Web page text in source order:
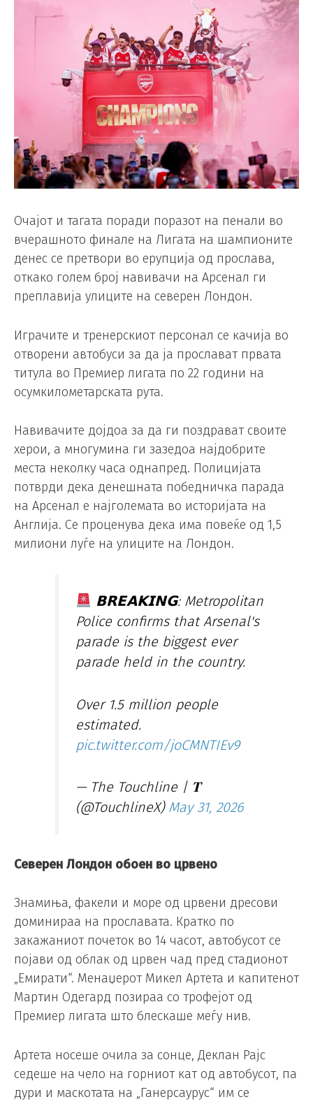
Очајот и тагата поради поразот на пенали во
вчерашното финале на Лигата на шампионите
денес се претвори во ерупција од прослава,
откако голем број навивачи на Арсенал ги
преплавија улиците на северен Лондон.
Играчите и тренерскиот персонал се качија во
отворени автобуси за да ја прослават првата
титула во Премиер лигата по 22 години на
осумкилометарската рута.
Навивачите дојдоа за да ги поздрават своите
херои, а многумина ги зазедоа најдобрите
места неколку часа однапред. Полицијата
потврди дека денешната победничка парада
на Арсенал е најголемата во историјата на
Англија. Се проценува дека има повеќе од 1,5
милиони луѓе на улиците на Лондон.
𝗕𝗥𝗘𝗔𝗞𝗜𝗡𝗚: Metropolitan
Police confirms that Arsenal's
parade is the biggest ever
parade held in the country.
Over 1.5 million people
estimated.
pic.twitter.com/joCMNTIEv9
— The Touchline | 𝐓
(@TouchlineX) May 31, 2026
Северен Лондон обоен во црвено
Знамиња, факели и море од црвени дресови
доминираа на прославата. Кратко по
закажаниот почеток во 14 часот, автобусот се
појави од облак од црвен чад пред стадионот
„Емирати“. Менаџерот Микел Артета и капитенот
Мартин Одегард позираа со трофејот од
Премиер лигата што блескаше меѓу нив.
Артета носеше очила за сонце, Деклан Рајс
седеше на чело на горниот кат од автобусот, па
дури и маскотата на „Ганерсаурус“ им се